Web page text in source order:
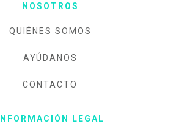
NOSOTROS
QUIÉNES SOMOS
AYÚDANOS
CONTACTO
INFORMACIÓN LEGAL